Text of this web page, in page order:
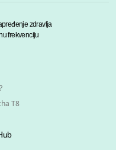
zdravlja
frekvenciju
T8